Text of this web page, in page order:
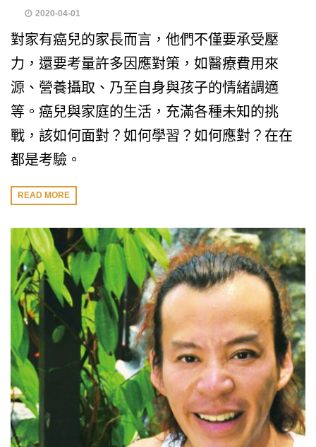
2020-04-01
對家有癌兒的家長而言，他們不僅要承受壓
力，還要考量許多因應對策，如醫療費用來
源、營養攝取、乃至自身與孩子的情緒調適
等。癌兒與家庭的生活，充滿各種未知的挑
戰，該如何面對？如何學習？如何應對？在在
都是考驗。
READ MORE